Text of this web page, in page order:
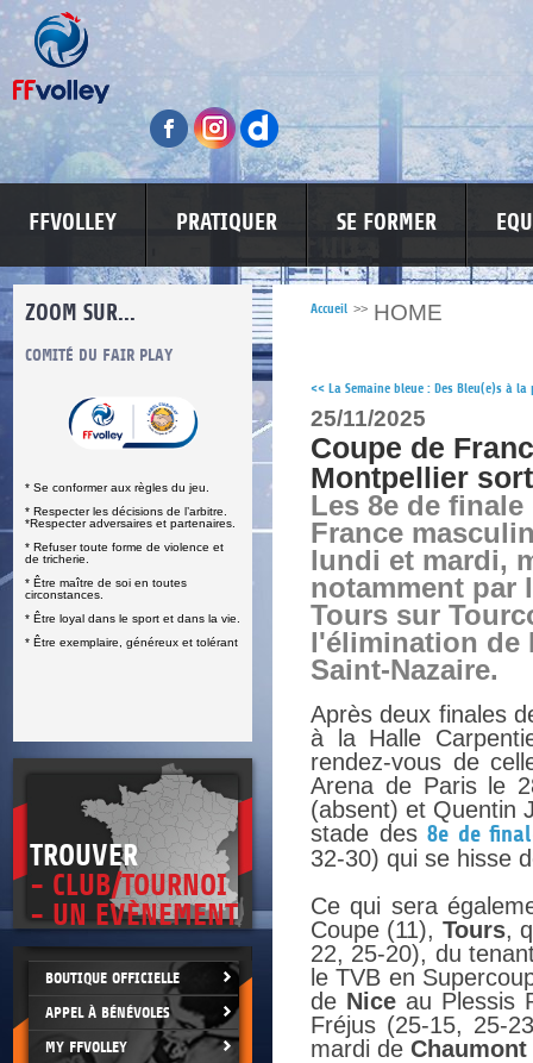
FFVOLLEY PRATIQUER SE FORMER
ZOOM SUR...
COMITÉ DU FAIR PLAY
* Se conformer aux règles du jeu.
* Respecter les décisions de l’arbitre.
*Respecter adversaires et partenaires.
* Refuser toute forme de violence et
de tricherie.
* Être maître de soi en toutes
circonstances.
* Être loyal dans le sport et dans la vie.
* Être exemplaire, généreux et tolérant
LUTTE CONTRE LES VIOLENCES
TROUVER
- CLUB/TOURNOI
- UN EVÈNEMENT
BOUTIQUE OFFICIELLE
APPEL À BÉNÉVOLES
MY FFVOLLEY
Accueil >> HOME
<< La Semaine bleue : Des Bleu(e)s à
25/11/2025
Coupe de
Montpellier
Les 8e de
France
lundi et mardi,
notamment par
Tours sur
l'élimination de
Saint-Nazaire.
Après deux finales
à la Halle
rendez-vous de
Arena de Paris le
(absent) et Quentin
stade des 8e de
32-30) qui se hisse
Ce qui sera
Coupe (11), Tours,
22, 25-20), du
le TVB en
de Nice au Plessis
Fréjus (25-15, 25-
mardi de Chaumont